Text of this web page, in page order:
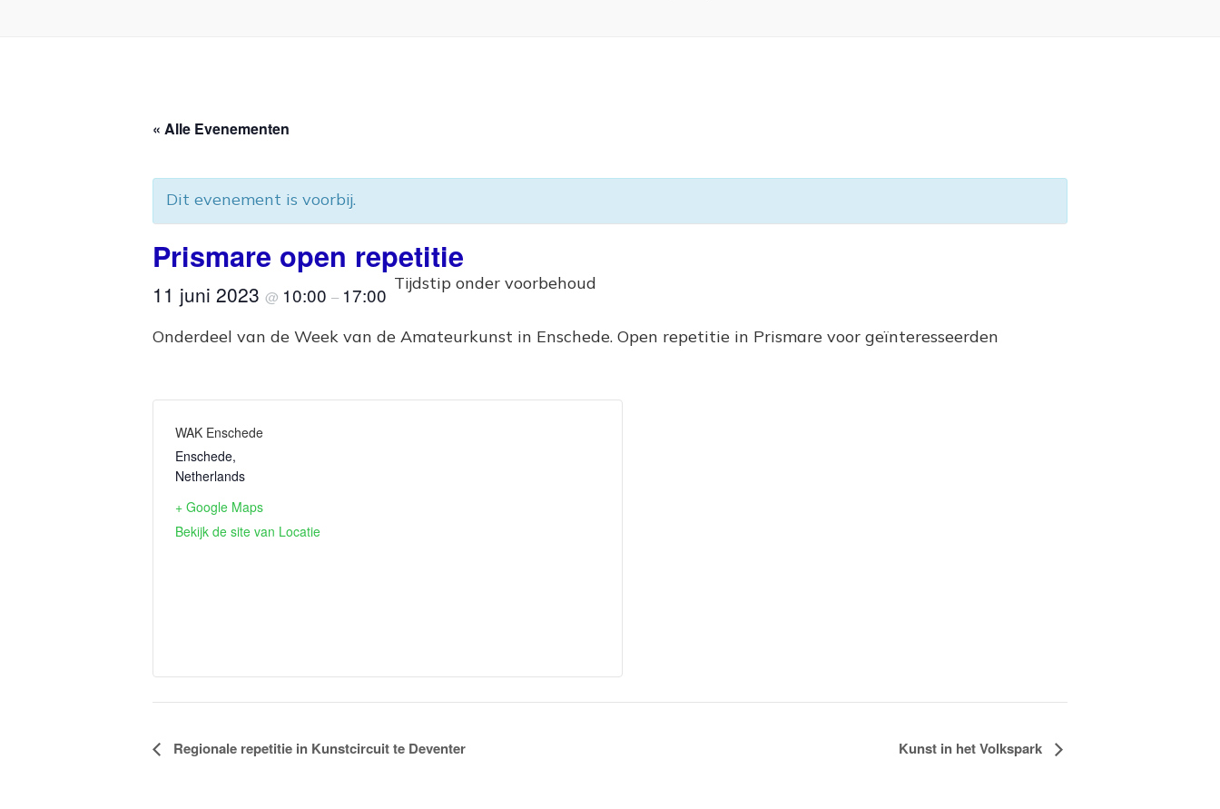
« Alle Evenementen
Dit evenement is voorbij.
Prismare open repetitie
11 juni 2023 @ 10:00 – 17:00 Tijdstip onder voorbehoud
Onderdeel van de Week van de Amateurkunst in Enschede. Open repetitie in Prismare voor geïnteresseerden
WAK Enschede
Enschede,
Netherlands
+ Google Maps
Bekijk de site van Locatie
Evenement
Regionale repetitie in Kunstcircuit te Deventer Kunst in het Volkspark